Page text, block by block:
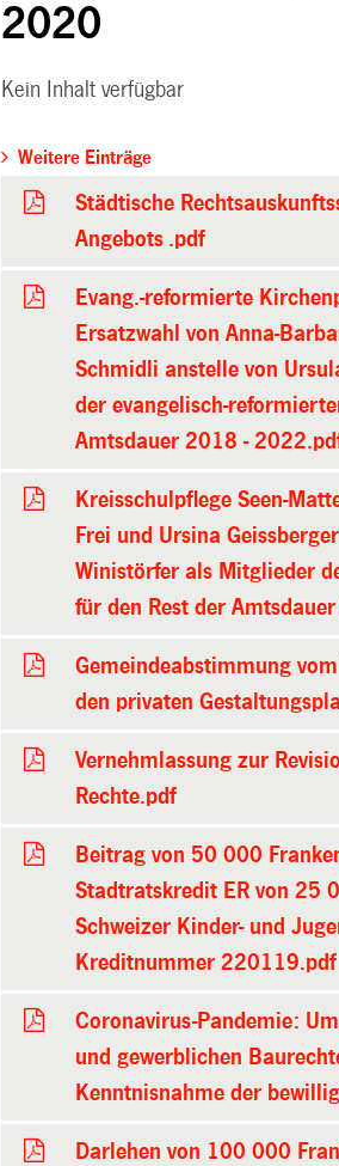
2020
Kein Inhalt verfügbar
Weitere Einträge
Städtische
Angebots .pdf
Evang.-reformierte
Ersatzwahl von Anna-
Schmidli anstelle von
der evangelisch-
Amtsdauer 2018 -
Kreisschulpflege Seen-
Frei und Ursina
Winistörfer als Mitglieder
für den Rest der
Gemeindeabstimmung
den privaten
Vernehmlassung zur
Rechte.pdf
Beitrag von 50 000
Stadtratskredit ER von 25
Schweizer Kinder- und
Kreditnummer 220119.pdf
Coronavirus-Pandemie:
und gewerblichen
Kenntnisnahme der
Darlehen von 100 000